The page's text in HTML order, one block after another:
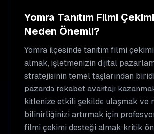
Yomra Tanıtım Filmi Çekimi
Neden Önemli?
Yomra ilçesindetanıtım filmi çekimi
almak, işletmenizin dijital
stratejisinin temel taşlarından
pazarda rekabet avantajı
kitlenize etkili şekilde ulaşmak ve
bilinirliğinizi artırmak için
filmi çekimi desteği almak kritik